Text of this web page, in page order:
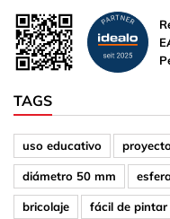
TAGS
uso educativo
diámetro 50 mm
bricolaje fácil de pintar